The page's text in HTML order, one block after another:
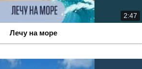
2:47
Лечу на море